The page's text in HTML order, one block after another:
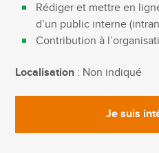
Rédiger et mettre en
d’un public interne
Contribution à
Localisation : Non indiqué
Je suis